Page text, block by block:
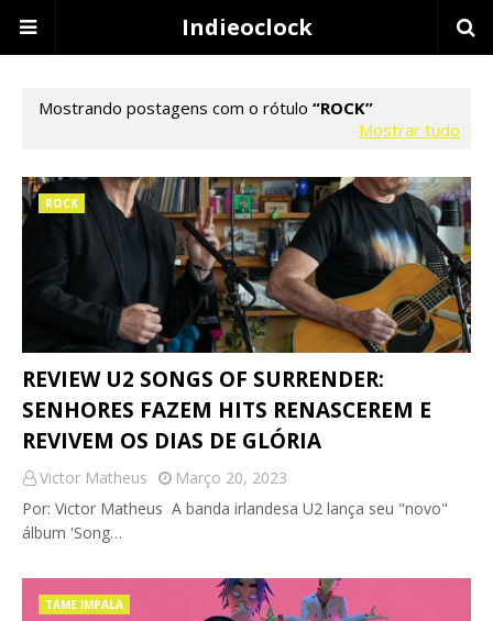
Indieoclock
Mostrando postagens com o rótulo
ROCK
Mostrar tudo
ROCK
REVIEW U2 SONGS OF SURRENDER:
SENHORES FAZEM HITS RENASCEREM E
REVIVEM OS DIAS DE GLÓRIA
Victor Matheus
Março 20, 2023
Por: Victor Matheus A banda irlandesa U2 lança seu "novo"
álbum 'Song…
TAME IMPALA